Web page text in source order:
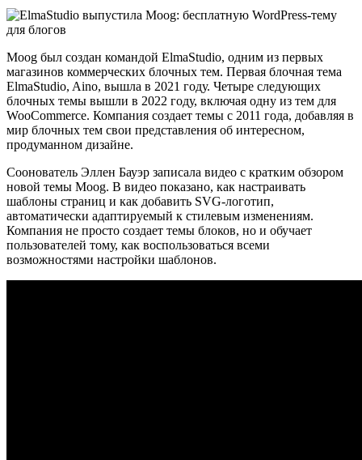
Moog был создан командой ElmaStudio, одним из первых
магазинов коммерческих блочных тем. Первая блочная тема
ElmaStudio, Aino, вышла в 2021 году. Четыре следующих
блочных темы вышли в 2022 году, включая одну из тем для
WooCommerce. Компания создает темы с 2011 года, добавляя в
мир блочных тем свои представления об интересном,
продуманном дизайне.
Соонователь Эллен Бауэр записала видео с кратким обзором
новой темы Moog. В видео показано, как настраивать
шаблоны страниц и как добавить SVG-логотип,
автоматически адаптируемый к стилевым изменениям.
Компания не просто создает темы блоков, но и обучает
пользователей тому, как воспользоваться всеми
возможностями настройки шаблонов.